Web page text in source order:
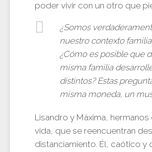
poder vivir con un otro que
¿Somos
nuestro contexto
¿Cómo es posible que
misma familia
distintos? Estas
misma moneda, un
Lisandro y Máxima,
vida, que se reencuentran
distanciamiento. Él, caótico